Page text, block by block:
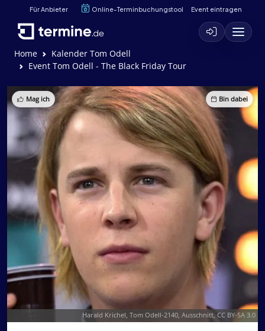
Für Anbieter Online-Terminbuchungstool Event eintragen
Home
Kalender Tom Odell
Event Tom Odell - The Black Friday Tour
Mag ich Bin dabei
Harald Krichel, Tom Odell-2140, Ausschnitt, CC BY-SA 3.0